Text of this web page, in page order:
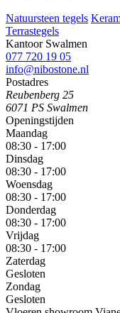
Natuursteen tegels
Terrastegels
Kantoor Swalmen
077 720 19 05
info@nibostone.nl
Postadres
Reubenberg 25
6071 PS Swalmen
Openingstijden
Maandag
08:30 - 17:00
Dinsdag
08:30 - 17:00
Woensdag
08:30 - 17:00
Donderdag
08:30 - 17:00
Vrijdag
08:30 - 17:00
Zaterdag
Gesloten
Zondag
Gesloten